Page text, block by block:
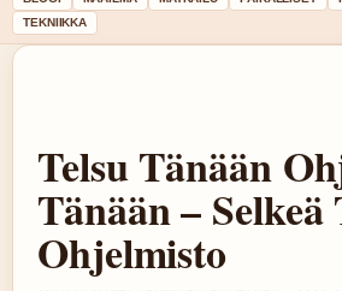
TEKNIIKKA
Telsu Tänään
Tänään – Selkeä
Ohjelmisto